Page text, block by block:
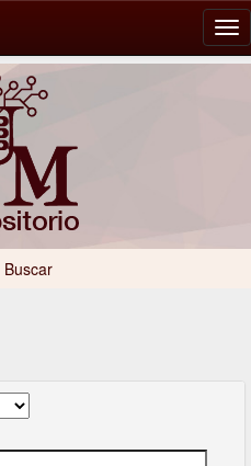
Buscar